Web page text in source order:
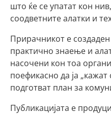
што ќе се упатат кон
соодветните алатки и
Прирачникот е
практично знаење и
насочени кон тоа
поефикасно да ја „кажат
подготват план за
Публикацијата е